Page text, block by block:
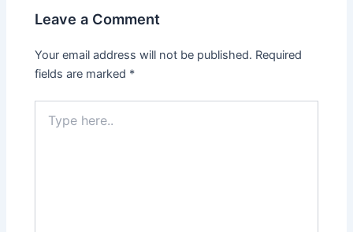
Leave a Comment
Your email address will not be published. Required
fields are marked *
here..